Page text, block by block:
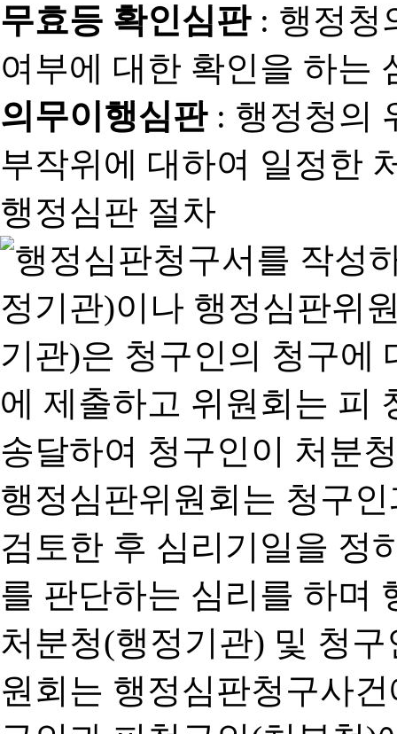
무효등 확인심판: 행정청
여부에 대한 확인을 하는
의무이행심판: 행정청의
부작위에 대하여 일정한
행정심판 절차